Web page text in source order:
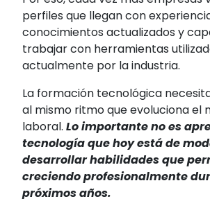
perfiles que llegan con
conocimientos actualizados y
trabajar con herramientas
actualmente por la industria.
La formación tecnológica
al mismo ritmo que evoluciona el
laboral. Lo importante no es
tecnología que hoy está de
desarrollar habilidades que
creciendo profesionalmente
próximos años.